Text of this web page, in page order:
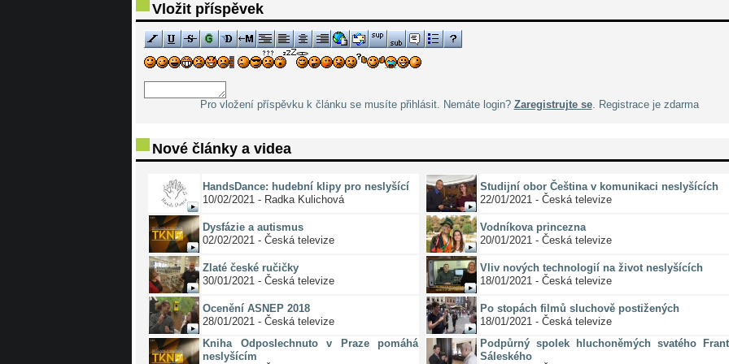
Vložit příspěvek
Pro vložení příspěvku k článku se musíte přihlásit. Nemáte login? Zaregistrujte se. Registrace je zdarma
Nové články a videa
HandsDance: hudební klipy pro neslyšící
10/02/2021 - Radka Kulichová
Dysfázie a autismus
02/02/2021 - Česká televize
Zlaté české ručičky
30/01/2021 - Česká televize
Ocenění ASNEP 2018
28/01/2021 - Česká televize
Kniha Odposlechnuto v Praze pomáhá
neslyšícím
Studijní obor Čeština v komunikaci neslyšících
22/01/2021 - Česká televize
Vodníkova princezna
20/01/2021 - Česká televize
Vliv nových technologií na život neslyšících
18/01/2021 - Česká televize
Po stopách filmů sluchově postižených
18/01/2021 - Česká televize
Podpůrný spolek hluchoněmých svatého
Sáleského